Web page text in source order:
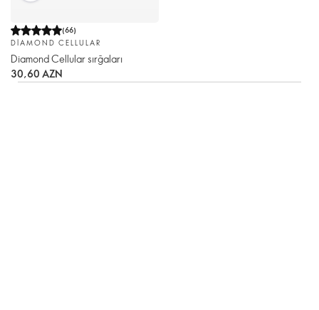
(66)
DIAMOND CELLULAR
Diamond Cellular sırğaları
30,60 AZN